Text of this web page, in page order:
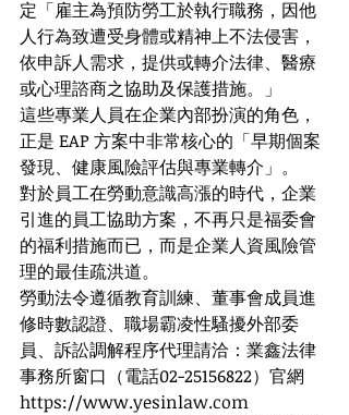
定「雇主為預防勞工於執行職務，因他
人行為致遭受身體或精神上不法侵害，
依申訴人需求，提供或轉介法律、醫療
或心理諮商之協助及保護措施。」
這些專業人員在企業內部扮演的角色，
正是 EAP 方案中非常核心的「早期個案
發現、健康風險評估與專業轉介」。
對於員工在勞動意識高漲的時代，企業
引進的員工協助方案，不再只是福委會
的福利措施而已，而是企業人資風險管
理的最佳疏洪道。
勞動法令遵循教育訓練、董事會成員進
修時數認證、職場霸凌性騷擾外部委
員、訴訟調解程序代理請洽：業鑫法律
事務所窗口（電話02-25156822）官網
https://www.yesinlaw.com